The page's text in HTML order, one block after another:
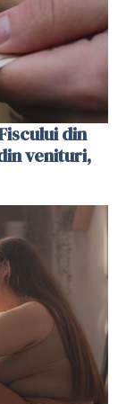
din
venituri,